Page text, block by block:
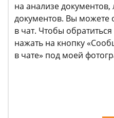
на анализе документов,
документов. Вы можете
в чат. Чтобы
нажать на кнопку
в чате» под моей